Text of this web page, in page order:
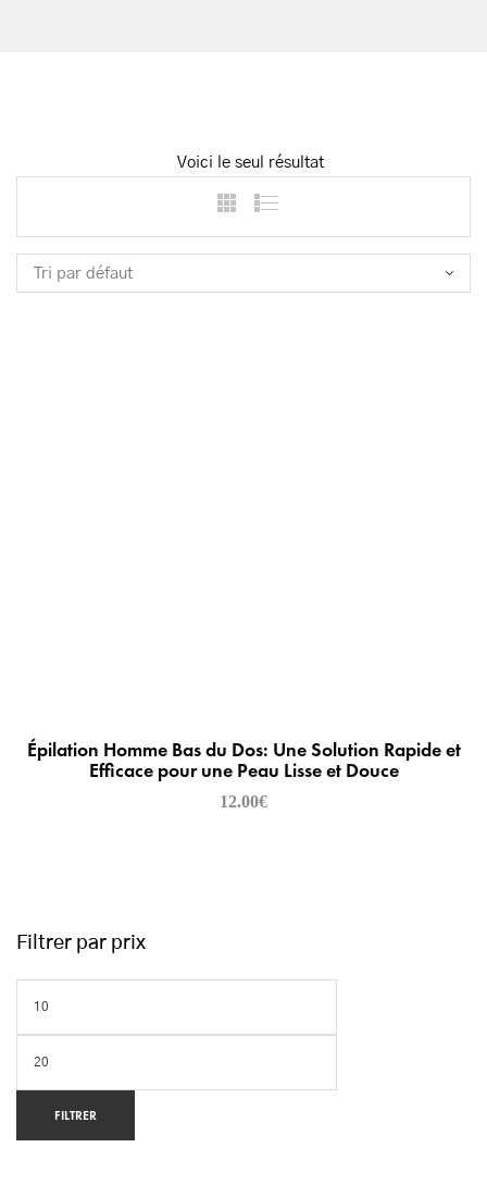
Voici le seul résultat
Épilation Homme Bas du Dos: Une Solution Rapide et
Efficace pour une Peau Lisse et Douce
12.00€
Filtrer par prix
FILTRER